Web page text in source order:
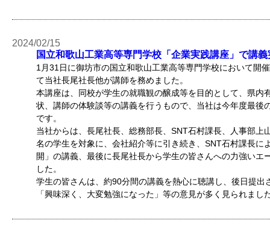
2024/02/15
国立和歌山工業高等専門学校「企業実践講座」で講義
1月31日に御坊市の国立和歌山工業高等専門学校において開
て当社長尾社長他が講師を務めました。
本講座は、同校が学生の就職観の醸成等を目的として、県内
状、講師の体験談等の講義を行うもので、当社は今年度最後
です。
当社からは、長尾社長、総務部長、SNT石村課長、人事部上
名の学生を対象に、会社紹介等に引き続き、SNT石村課長に
開」の講義、最後に長尾社長から学生の皆さんへの力強いエ
した。
学生の皆さんは、約90分間の講義を熱心に聴講し、後日提出
「興味深く、大変勉強になった」等の意見が多く見られまし